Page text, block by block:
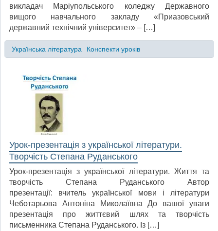
викладач Маріупольського коледжу Державного
вищого навчального закладу «Приазовський
державний технічний університет» – […]
Українська література Конспекти уроків
Урок-презентація з української літератури.
Творчість Степана Руданського
Урок-презентація з української літератури. Життя та
творчість Степана Руданського Автор
презентації: вчитель української мови і літератури
Чеботарьова Антоніна Миколаївна До вашої уваги
презентація про життєвий шлях та творчість
письменника Степана Руданського. Із […]